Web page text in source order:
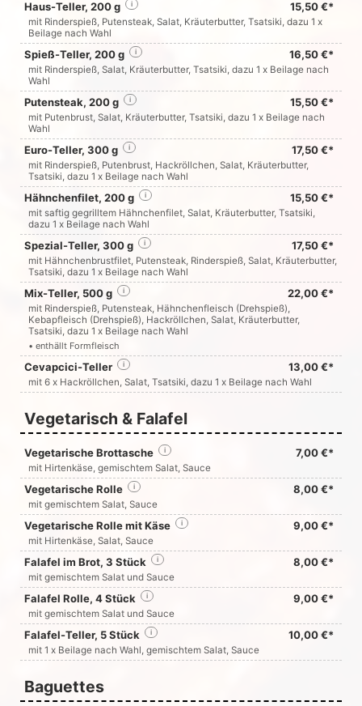
Haus-Teller, 200 g 15,50 €*
i
mit Rinderspieß, Putensteak, Salat, Kräuterbutter, Tsatsiki, dazu 1 x
Beilage nach Wahl
Spieß-Teller, 200 g 16,50 €*
i
mit Rinderspieß, Salat, Kräuterbutter, Tsatsiki, dazu 1 x Beilage nach
Wahl
Putensteak, 200 g 15,50 €*
i
mit Putenbrust, Salat, Kräuterbutter, Tsatsiki, dazu 1 x Beilage nach
Wahl
Euro-Teller, 300 g 17,50 €*
i
mit Rinderspieß, Putenbrust, Hackröllchen, Salat, Kräuterbutter,
Tsatsiki, dazu 1 x Beilage nach Wahl
Hähnchenfilet, 200 g 15,50 €*
i
mit saftig gegrilltem Hähnchenfilet, Salat, Kräuterbutter, Tsatsiki,
dazu 1 x Beilage nach Wahl
Spezial-Teller, 300 g 17,50 €*
i
mit Hähnchenbrustfilet, Putensteak, Rinderspieß, Salat, Kräuterbutter,
Tsatsiki, dazu 1 x Beilage nach Wahl
Mix-Teller, 500 g 22,00 €*
i
mit Rinderspieß, Putensteak, Hähnchenfleisch (Drehspieß),
Kebapfleisch (Drehspieß), Hackröllchen, Salat, Kräuterbutter,
Tsatsiki, dazu 1 x Beilage nach Wahl
• enthällt Formfleisch
Cevapcici-Teller 13,00 €*
i
mit 6 x Hackröllchen, Salat, Tsatsiki, dazu 1 x Beilage nach Wahl
Vegetarisch & Falafel
Vegetarische Brottasche 7,00 €*
i
mit Hirtenkäse, gemischtem Salat, Sauce
Vegetarische Rolle 8,00 €*
i
mit gemischtem Salat, Sauce
Vegetarische Rolle mit Käse 9,00 €*
i
mit Hirtenkäse, Salat, Sauce
Falafel im Brot, 3 Stück 8,00 €*
i
mit gemischtem Salat und Sauce
Falafel Rolle, 4 Stück 9,00 €*
i
mit gemischtem Salat und Sauce
Falafel-Teller, 5 Stück 10,00 €*
i
mit 1 x Beilage nach Wahl, gemischtem Salat, Sauce
Baguettes